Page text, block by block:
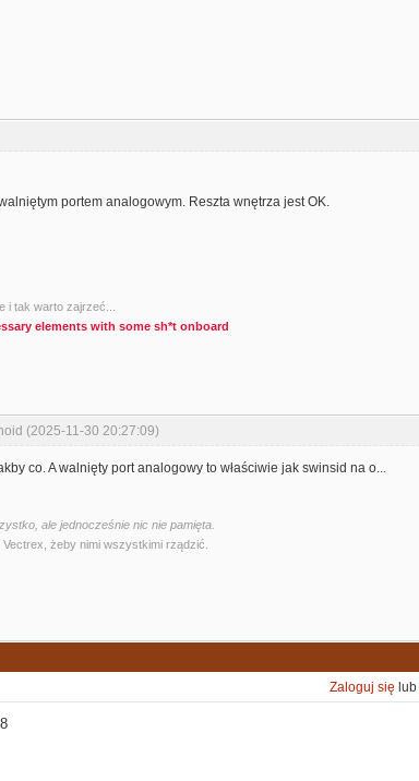
portem analogowym. Reszta wnętrza jest OK.
i tak warto zajrzeć...
elements with some sh*t onboard
(2025-11-30 20:27:09)
co. A walnięty port analogowy to właściwie jak swinsid na o...
ale jednocześnie nic nie pamięta.
żeby nimi wszystkimi rządzić.
Zaloguj się lub